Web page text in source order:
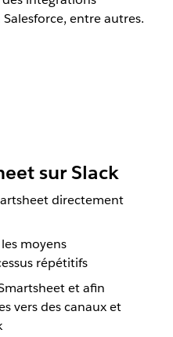
entre autres.
sur Slack
directement
moyens
répétitifs
et afin
vers des canaux et